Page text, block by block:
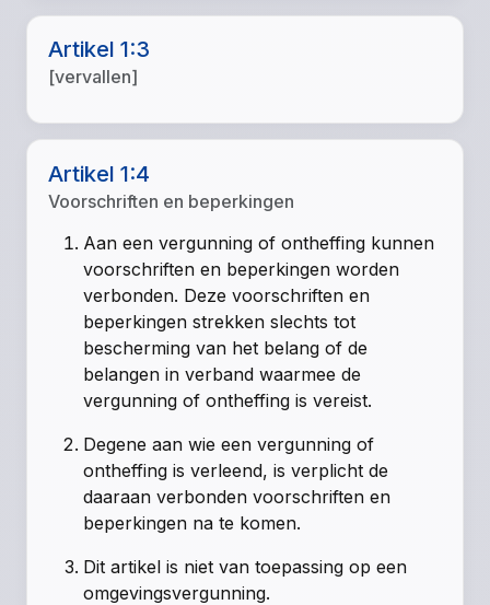
Artikel 1:3
[vervallen]
Artikel 1:4
Voorschriften en beperkingen
Aan een vergunning of ontheffing kunnen
voorschriften en beperkingen worden
verbonden. Deze voorschriften en
beperkingen strekken slechts tot
bescherming van het belang of de
belangen in verband waarmee de
vergunning of ontheffing is vereist.
Degene aan wie een vergunning of
ontheffing is verleend, is verplicht de
daaraan verbonden voorschriften en
beperkingen na te komen.
Dit artikel is niet van toepassing op een
omgevingsvergunning.